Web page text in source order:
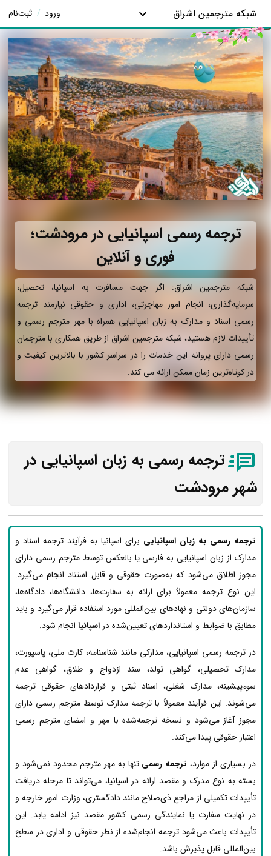
شبکه مترجمین اشراق ورود / ثبت‌نام
ترجمه رسمی اسپانیایی در مرودشت؛
فوری و آنلاین
شبکه مترجمین اشراق: اگر جهت مسافرت به اسپانیا، تحصیل،
سرمایه‌گذاری، انجام امور مهاجرتی، اداری و حقوقی نیازمند ترجمه
رسمی اسناد و مدارک به زبان اسپانیایی همراه با مهر مترجم رسمی و
تأییدات لازم هستید، شبکه مترجمین اشراق از طریق همکاری با مترجمان
رسمی دارای پروانه این خدمات را در سراسر کشور با بالاترین کیفیت و
در کوتاه‌ترین زمان ممکن ارائه می‌ کند.
ترجمه رسمی به زبان اسپانیایی در
شهر مرودشت
ترجمه رسمی به زبان اسپانیایی برای اسپانیا به فرآیند ترجمه اسناد و
مدارک از زبان اسپانیایی به فارسی یا بالعکس توسط مترجم رسمی دارای
مجوز اطلاق می‌شود که به‌صورت حقوقی و قابل استناد انجام می‌گیرد.
این نوع ترجمه معمولاً برای ارائه به سفارت‌ها، دانشگاه‌ها، دادگاه‌ها،
سازمان‌های دولتی و نهادهای بین‌المللی مورد استفاده قرار می‌گیرد و باید
مطابق با ضوابط و استانداردهای تعیین‌شده در اسپانیا انجام شود.
در ترجمه رسمی اسپانیایی، مدارکی مانند شناسنامه، کارت ملی، پاسپورت،
مدارک تحصیلی، گواهی تولد، سند ازدواج و طلاق، گواهی عدم
سوءپیشینه، مدارک شغلی، اسناد ثبتی و قراردادهای حقوقی ترجمه
می‌شوند. این فرآیند معمولاً با ترجمه مدارک توسط مترجم رسمی دارای
مجوز آغاز می‌شود و نسخه ترجمه‌شده با مهر و امضای مترجم رسمی
اعتبار حقوقی پیدا می‌کند.
در بسیاری از موارد، ترجمه رسمی تنها به مهر مترجم محدود نمی‌شود و
بسته به نوع مدرک و مقصد ارائه در اسپانیا، می‌تواند تا مرحله دریافت
تأییدات تکمیلی از مراجع ذی‌صلاح مانند دادگستری، وزارت امور خارجه و
در نهایت سفارت یا نمایندگی رسمی کشور مقصد نیز ادامه یابد. این
تأییدات باعث می‌شود ترجمه انجام‌شده از نظر حقوقی و اداری در سطح
بین‌المللی قابل پذیرش باشد.